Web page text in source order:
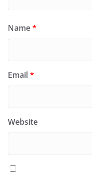
Name*
Email*
Website